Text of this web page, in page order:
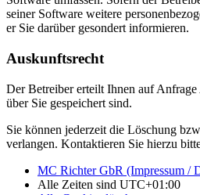
seiner Software weitere
er Sie darüber gesondert informieren.
Auskunftsrecht
Der Betreiber erteilt Ihnen auf
über Sie gespeichert sind.
Sie können jederzeit die Löschung
verlangen. Kontaktieren Sie hierzu
MC Richter GbR (Impressum /
Alle Zeiten sind UTC+01:00